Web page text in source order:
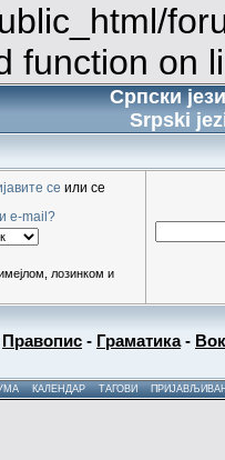
function on
Српски
Srpski
се или се
e-mail?
лозинком и
Правопис - Граматика-
КАЛЕНДАР ТАГОВИ